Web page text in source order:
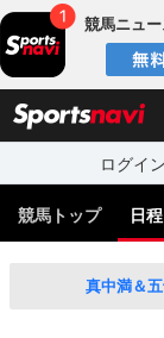
競馬ニュ
ログイン
競馬トップ 日
真中満＆